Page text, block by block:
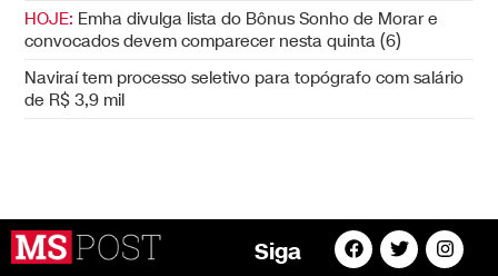
HOJE: Emha divulga lista do Bônus Sonho de Morar e
convocados devem comparecer nesta quinta (6)
Naviraí tem processo seletivo para topógrafo com salário
de R$ 3,9 mil
Siga